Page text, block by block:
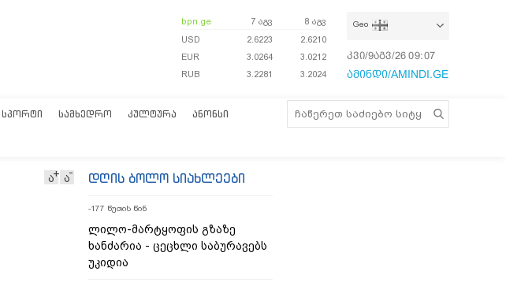
bpn.ge 7 აგვ
8 აგვ
USD
2.6223
2.6210
EUR
3.0264
3.0212
RUB
3.2281 3.2024
Geo
კვი/9აგვ/26 09:07:31
ამინდი/AMINDI.GE
ᲡᲞᲝᲠᲢᲘ ᲡᲐᲛᲮᲔᲓᲠᲝ ᲙᲣᲚᲢᲣᲠᲐ ᲐᲜᲝᲜᲡᲘ
ა ა დღის ბოლო სიახლეები
-177 წუთის წინ
ლილო-მარტყოფის გზაზე
ხანძარია - ცეცხლი საბურავებს
უკიდია